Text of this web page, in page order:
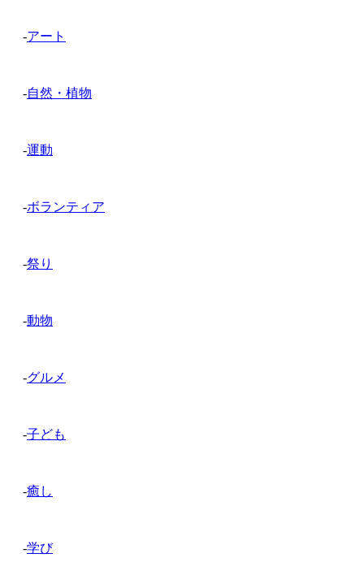
-アート
-自然・植物
-運動
-ボランティア
-祭り
-動物
-グルメ
-子ども
-癒し
-学び